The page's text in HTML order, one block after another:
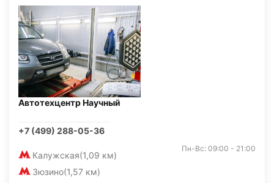
Автотехцентр Научный
+7 (499) 288-05-36
Калужская(1,09 км)
Зюзино(1,57 км)
Пн-Вс: 09:00 - 21:00